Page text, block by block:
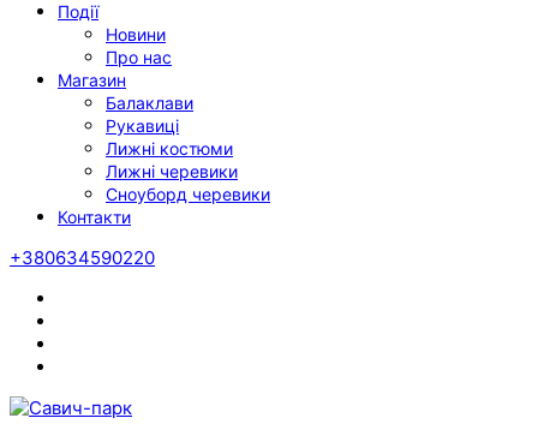
Події
Новини
Про нас
Магазин
Балаклави
Рукавиці
Лижні костюми
Лижні черевики
Сноуборд черевики
Контакти
+380634590220